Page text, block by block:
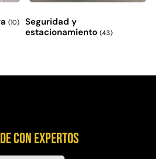
(10)
Seguridad y
estacionamiento (43)
con expertos